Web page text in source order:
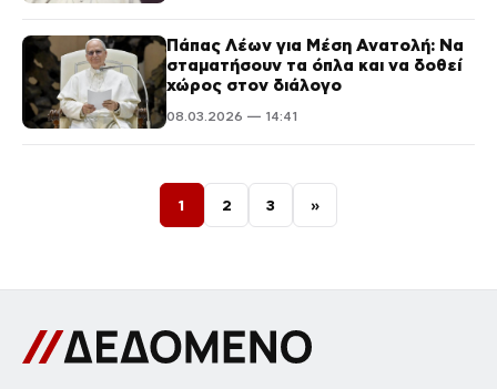
Πάπας Λέων για Μέση Ανατολή: Να
σταματήσουν τα όπλα και να δοθεί
χώρος στον διάλογο
08.03.2026 — 14:41
Σελιδοποίηση άρθρων
1 2 3 »